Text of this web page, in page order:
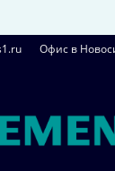
Офис в